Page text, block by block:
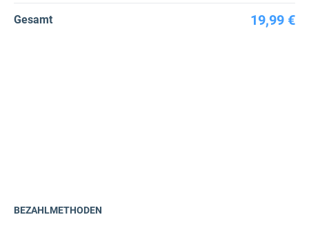
Gesamt 19,99 €
BEZAHLMETHODEN